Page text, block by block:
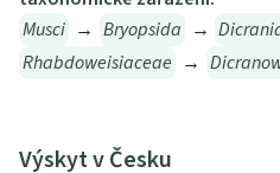
Musci → Bryopsida →
Rhabdoweisiaceae →
Výskyt v Česku